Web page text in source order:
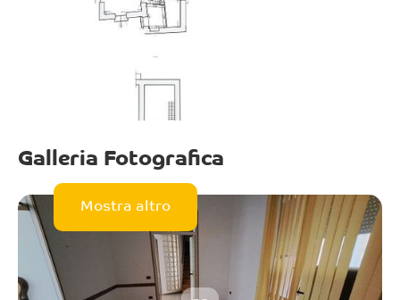
Mostra altro
Galleria Fotografica